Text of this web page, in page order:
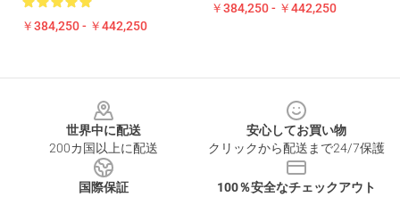
￥384,250 - ￥442,250
￥384,250 - ￥442,250
世界中に配送
200カ国以上に配送
安心してお買い物
クリックから配送まで24/7保護
国際保証
100％安全なチェックアウト